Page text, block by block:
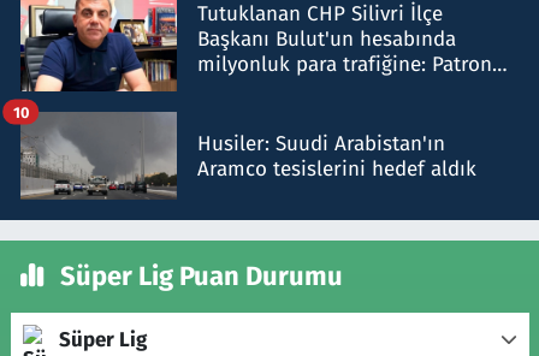
Tutuklanan CHP Silivri İlçe
Başkanı Bulut'un hesabında
milyonluk para trafiğine: Patron
Husiler: Suudi Arabistan'ın
Aramco tesislerini hedef aldık
10
Süper Lig Puan Durumu
Süper Lig